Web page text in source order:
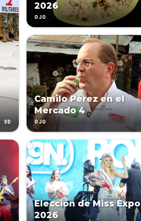
3D
2026
OJO
Camilo Pérez en el
Mercado 4
OJO
Elección de Miss Expo
2026